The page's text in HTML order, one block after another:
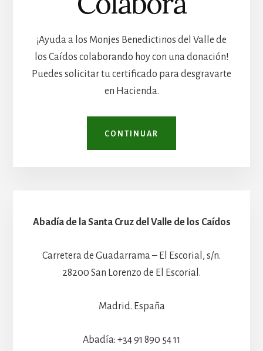
¡Ayuda a los Monjes Benedictinos del Valle de
los Caídos colaborando hoy con una donación!
Puedes solicitar tu certificado para desgravarte
en Hacienda.
CONTINUAR
Abadía de la Santa Cruz del Valle de los Caídos
Carretera de Guadarrama – El Escorial, s/n.
28200 San Lorenzo de El Escorial.
Madrid. España
Abadía: +34 91 890 54 11